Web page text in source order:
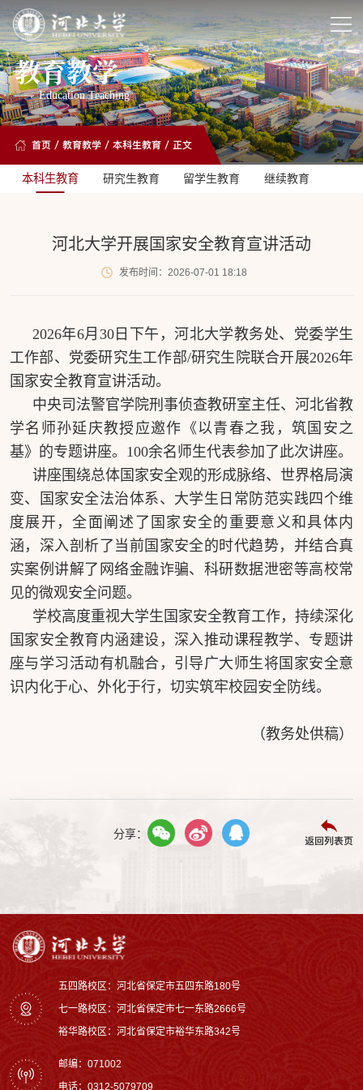
教育教学
Education Teaching
首页 /教育教学 /本科生教育 / 正文
本科生教育 研究生教育 留学生教育 继续教育
河北大学开展国家安全教育宣讲活动
发布时间：2026-07-01 18:18
2026年6月30日下午，河北大学教务处、党委学生
工作部、党委研究生工作部/研究生院联合开展2026年
国家安全教育宣讲活动。
中央司法警官学院刑事侦查教研室主任、河北省教
学名师孙延庆教授应邀作《以青春之我，筑国安之
基》的专题讲座。100余名师生代表参加了此次讲座。
讲座围绕总体国家安全观的形成脉络、世界格局演
变、国家安全法治体系、大学生日常防范实践四个维
度展开，全面阐述了国家安全的重要意义和具体内
涵，深入剖析了当前国家安全的时代趋势，并结合真
实案例讲解了网络金融诈骗、科研数据泄密等高校常
见的微观安全问题。
学校高度重视大学生国家安全教育工作，持续深化
国家安全教育内涵建设，深入推动课程教学、专题讲
座与学习活动有机融合，引导广大师生将国家安全意
识内化于心、外化于行，切实筑牢校园安全防线。
（教务处供稿）
分享： 返回列表页
五四路校区：河北省保定市五四东路180号
七一路校区：‌河北省保定市七一东路2666号
裕华路校区‌：河北省保定市裕华东路342号
邮编：071002
电话：0312-5079709